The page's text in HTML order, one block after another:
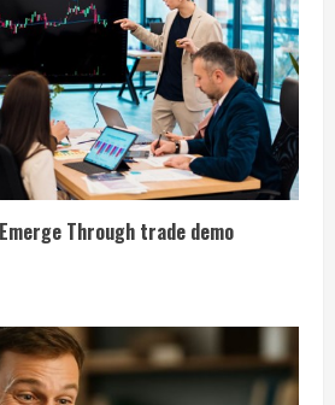
Through trade demo